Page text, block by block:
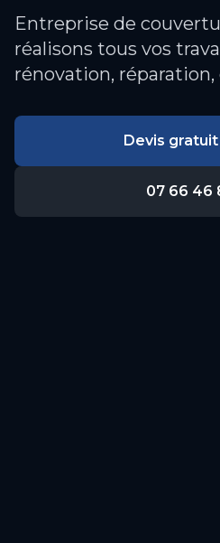
Entreprise de
réalisons tous vos
rénovation,
Devis gratuit
07 66 46